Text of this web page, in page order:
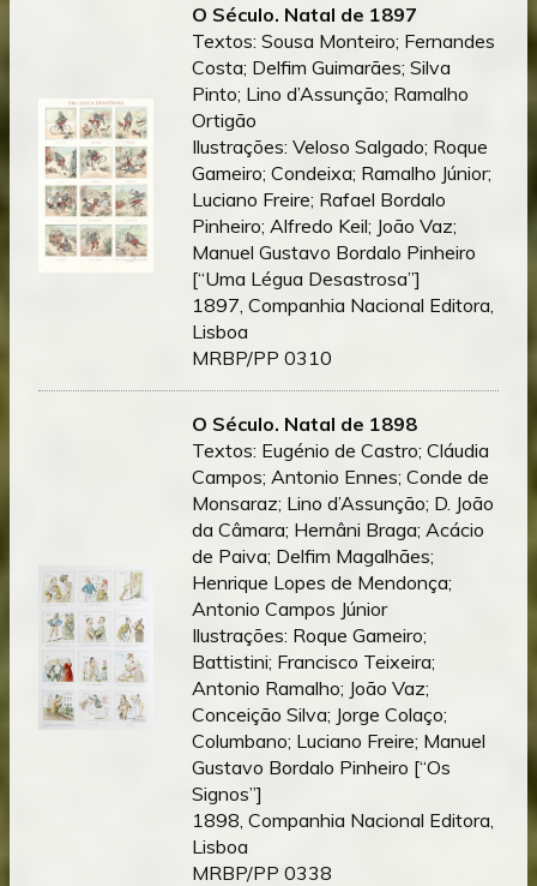
O Século. Natal de 1897
Textos: Sousa Monteiro; Fernandes
Costa; Delfim Guimarães; Silva
Pinto; Lino d’Assunção; Ramalho
Ortigão
Ilustrações: Veloso Salgado; Roque
Gameiro; Condeixa; Ramalho Júnior;
Luciano Freire; Rafael Bordalo
Pinheiro; Alfredo Keil; João Vaz;
Manuel Gustavo Bordalo Pinheiro
[“Uma Légua Desastrosa”]
1897, Companhia Nacional Editora,
Lisboa
MRBP/PP 0310
O Século. Natal de 1898
Textos: Eugénio de Castro; Cláudia
Campos; Antonio Ennes; Conde de
Monsaraz; Lino d’Assunção; D. João
da Câmara; Hernâni Braga; Acácio
de Paiva; Delfim Magalhães;
Henrique Lopes de Mendonça;
Antonio Campos Júnior
Ilustrações: Roque Gameiro;
Battistini; Francisco Teixeira;
Antonio Ramalho; João Vaz;
Conceição Silva; Jorge Colaço;
Columbano; Luciano Freire; Manuel
Gustavo Bordalo Pinheiro [“Os
Signos”]
1898, Companhia Nacional Editora,
Lisboa
MRBP/PP 0338